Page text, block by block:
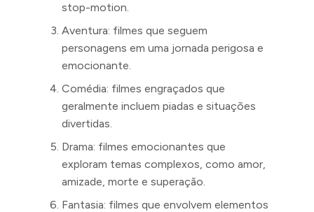
stop-motion.
Aventura: filmes que seguem
personagens em uma jornada perigosa e
emocionante.
Comédia: filmes engraçados que
geralmente incluem piadas e situações
divertidas.
Drama: filmes emocionantes que
exploram temas complexos, como amor,
amizade, morte e superação.
Fantasia: filmes que envolvem elementos